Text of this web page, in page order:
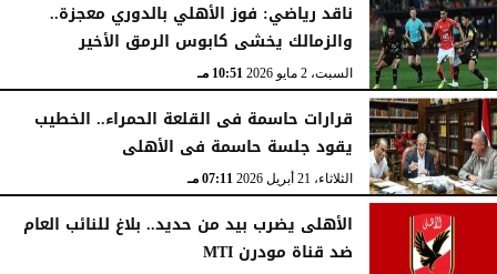
ناقد رياضي: فوز الأهلي بالدوري معجزة..
والزمالك يخشى كابوس الرمق الأخير
السبت، 2 مايو 2026 10:51 مـ
قرارات حاسمة فى القلعة الحمراء.. الخطيب
يقود جلسة حاسمة فى الأهلى
الثلاثاء، 21 أبريل 2026 07:11 مـ
الأهلى يضرب بيد من حديد.. بلاغ للنائب العام
ضد قناة مودرن MTI